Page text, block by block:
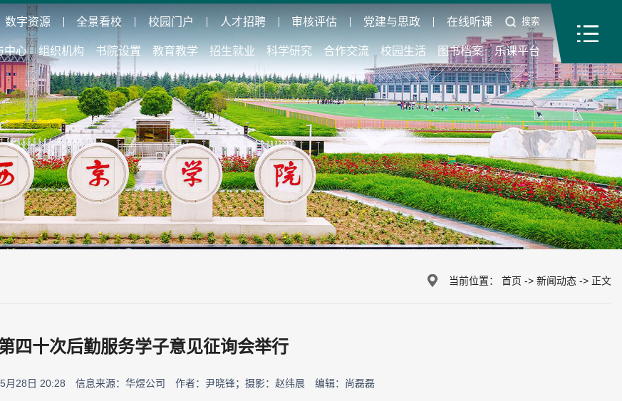
数字资源 全景看校 校园门户 人才招聘 审核评估 党建与思政 在线听课 搜索
中心 组织机构 书院设置 教育教学 招生就业 科学研究 合作交流 校园生活 图书档案 乐课平台
当前位置： 首页 -> 新闻动态 -> 正文
四十次后勤服务学子意见征询会举行
月28日 20:28 信息来源：华煜公司 作者：尹晓锋；摄影：赵纬晨 编辑：尚磊磊